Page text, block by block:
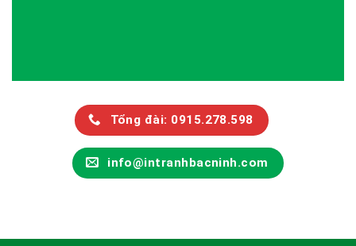
Tổng đài: 0915.278.598
info@intranhbacninh.com